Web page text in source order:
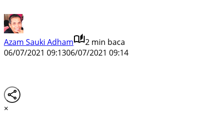
Azam Sauki Adham
2 min baca
06/07/2021 09:1306/07/2021 09:14
×